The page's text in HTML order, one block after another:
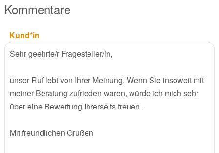
Kommentare
Kund*in
Sehr geehrte/r Fragesteller/in,
unser Ruf lebt von Ihrer Meinung. Wenn Sie insoweit mit
meiner Beratung zufrieden waren, würde ich mich sehr
über eine Bewertung Ihrerseits freuen.
Mit freundlichen Grüßen